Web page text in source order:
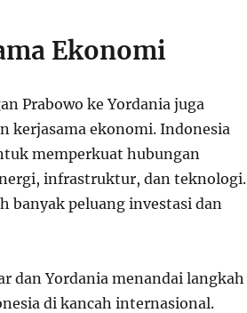
Ekonomi
Prabowo ke Yordania juga
kerjasama ekonomi. Indonesia
memperkuat hubungan
infrastruktur, dan teknologi.
banyak peluang investasi dan
dan Yordania menandai langkah
di kancah internasional.